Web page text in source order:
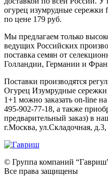
огурец изумрудные сережки
по цене 179 руб.
Мы предлагаем только
ведущих Российских
поставка семян от
Голландии, Германии и
Поставки производятся
Огурец Изумрудные
1+1 можно заказать on-line
495-902-77-18, а также
предварительный заказ) в
г.Москва, ул.Складочная, д.3,
© Группа компаний
Все права защищены